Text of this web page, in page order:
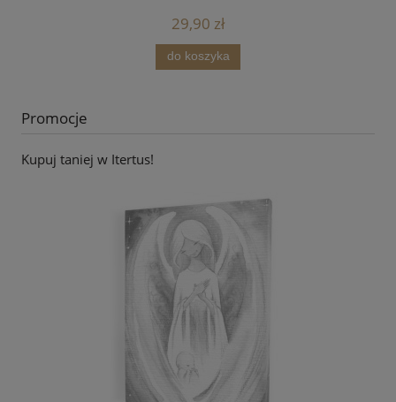
139,00 zł
do koszyka
Promocje
Kupuj taniej w Itertus!